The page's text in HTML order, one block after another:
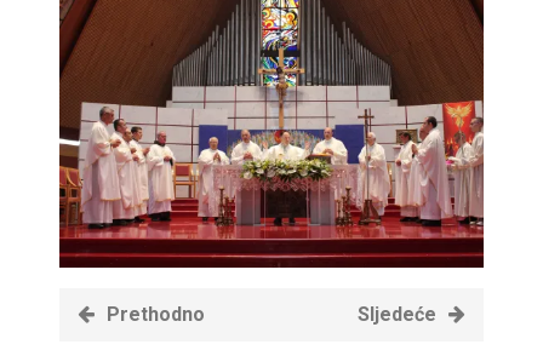
Prethodno Sljedeće